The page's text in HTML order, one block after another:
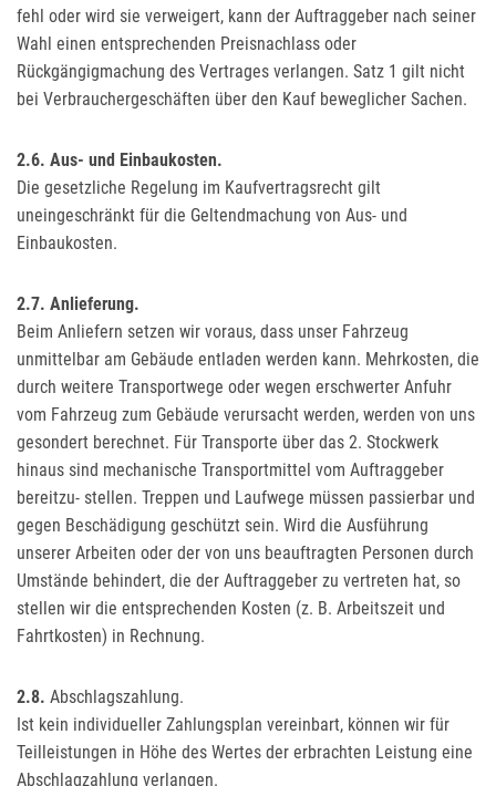
fehl oder wird sie verweigert, kann der Auftraggeber nach seiner
Wahl einen entsprechenden Preisnachlass oder
Rückgängigmachung des Vertrages verlangen. Satz 1 gilt nicht
bei Verbrauchergeschäften über den Kauf beweglicher Sachen.
2.6. Aus- und Einbaukosten.
Die gesetzliche Regelung im Kaufvertragsrecht gilt
uneingeschränkt für die Geltendmachung von Aus- und
Einbaukosten.
2.7. Anlieferung.
Beim Anliefern setzen wir voraus, dass unser Fahrzeug
unmittelbar am Gebäude entladen werden kann. Mehrkosten, die
durch weitere Transportwege oder wegen erschwerter Anfuhr
vom Fahrzeug zum Gebäude verursacht werden, werden von uns
gesondert berechnet. Für Transporte über das 2. Stockwerk
hinaus sind mechanische Transportmittel vom Auftraggeber
bereitzu- stellen. Treppen und Laufwege müssen passierbar und
gegen Beschädigung geschützt sein. Wird die Ausführung
unserer Arbeiten oder der von uns beauftragten Personen durch
Umstände behindert, die der Auftraggeber zu vertreten hat, so
stellen wir die entsprechenden Kosten (z. B. Arbeitszeit und
Fahrtkosten) in Rechnung.
2.8. Abschlagszahlung.
Ist kein individueller Zahlungsplan vereinbart, können wir für
Teilleistungen in Höhe des Wertes der erbrachten Leistung eine
Abschlagzahlung verlangen.